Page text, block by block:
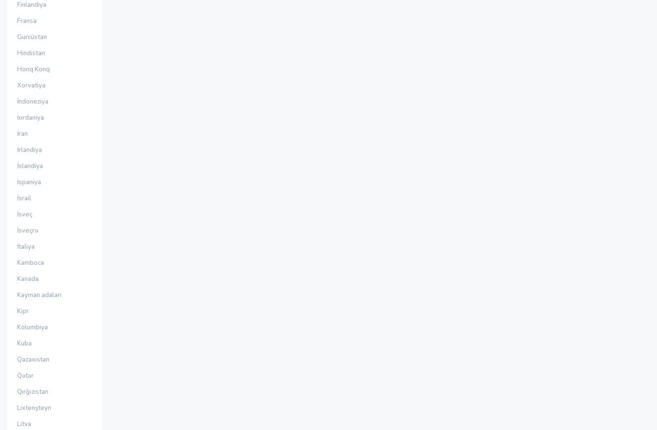
Finlandiya
Fransa
Gürcüstan
Hindistan
Honq Konq
Xorvatiya
İndoneziya
İordaniya
İran
İrlandiya
İslandiya
İspaniya
İsrail
İsveç
İsveçrə
İtaliya
Kamboca
Kanada
Kayman adaları
Kipr
Kolumbiya
Kuba
Qazaxıstan
Qətər
Qırğızıstan
Lixtenşteyn
Litva